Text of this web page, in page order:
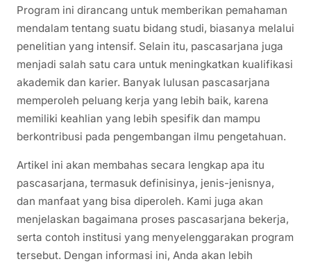
Program ini dirancang untuk memberikan pemahaman
mendalam tentang suatu bidang studi, biasanya melalui
penelitian yang intensif. Selain itu, pascasarjana juga
menjadi salah satu cara untuk meningkatkan kualifikasi
akademik dan karier. Banyak lulusan pascasarjana
memperoleh peluang kerja yang lebih baik, karena
memiliki keahlian yang lebih spesifik dan mampu
berkontribusi pada pengembangan ilmu pengetahuan.
Artikel ini akan membahas secara lengkap apa itu
pascasarjana, termasuk definisinya, jenis-jenisnya,
dan manfaat yang bisa diperoleh. Kami juga akan
menjelaskan bagaimana proses pascasarjana bekerja,
serta contoh institusi yang menyelenggarakan program
tersebut. Dengan informasi ini, Anda akan lebih